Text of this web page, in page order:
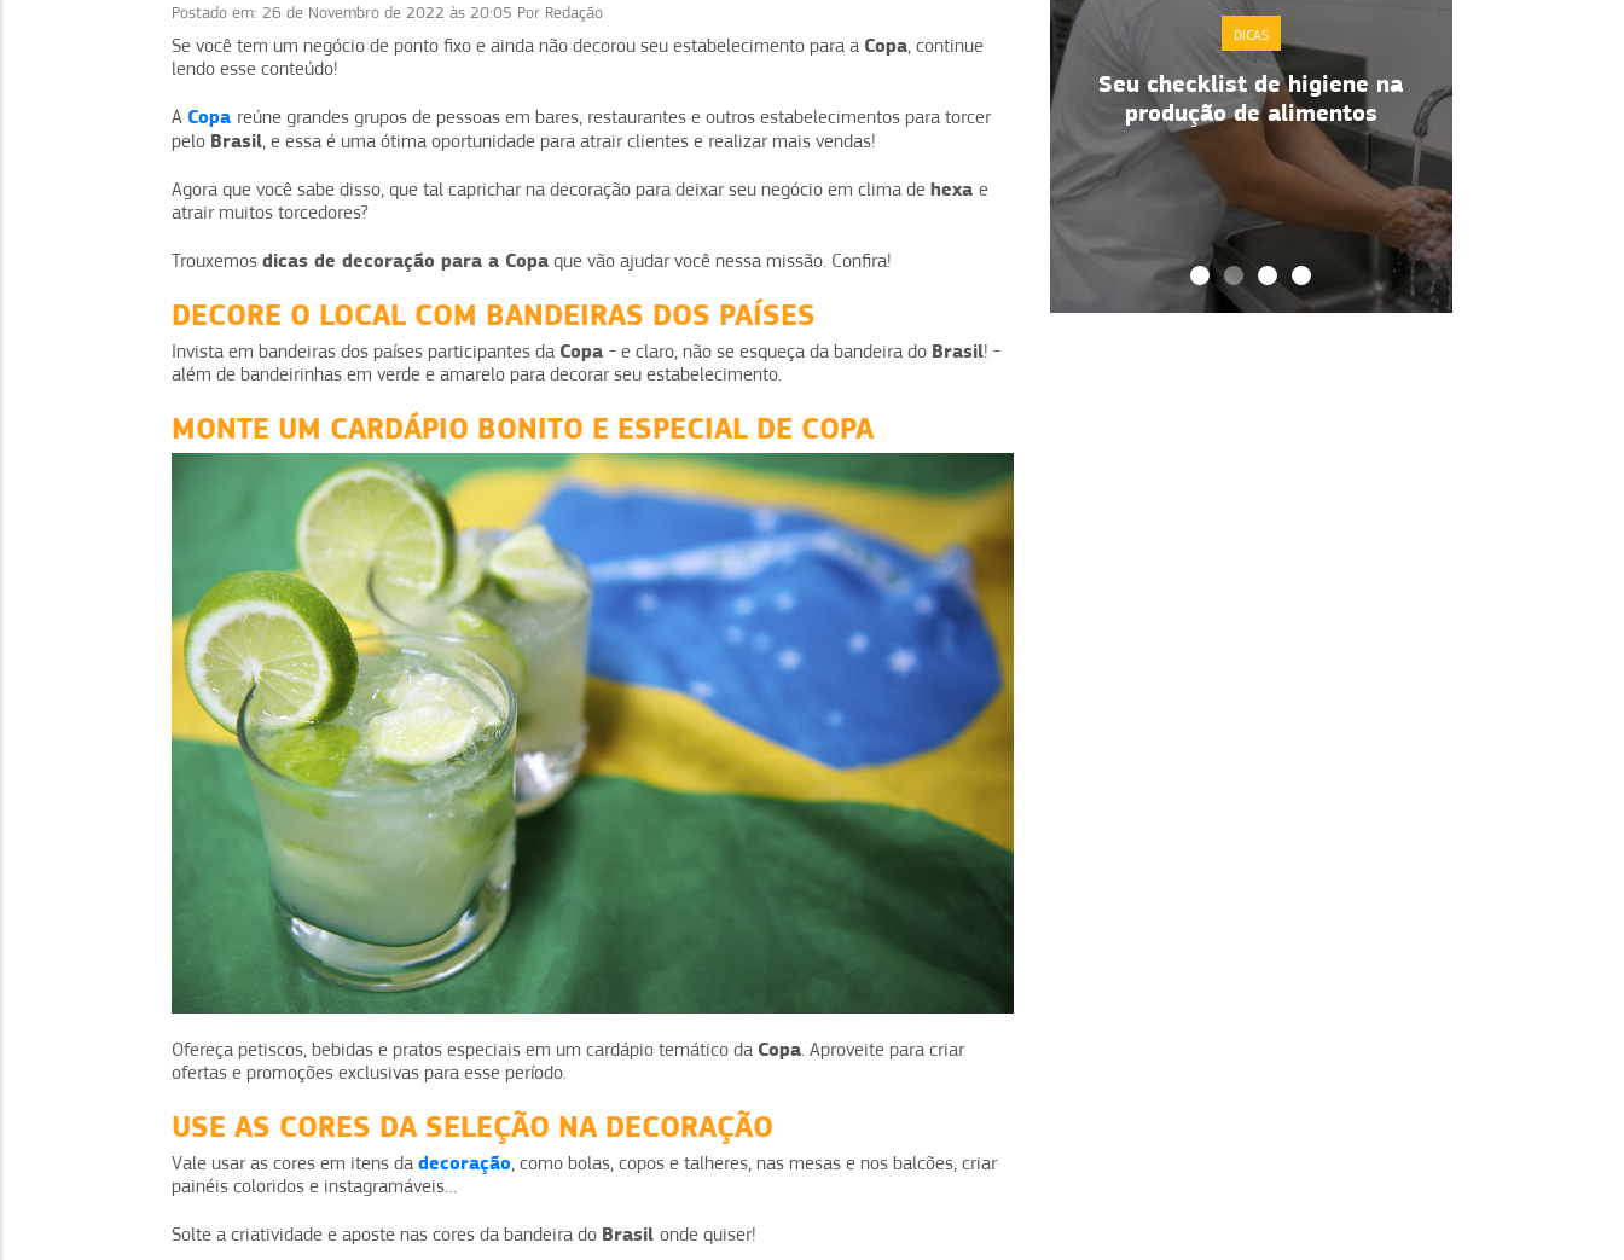
Postado em: 26 de Novembro de 2022 às 20:05 Por Redação
Se você tem um negócio de ponto fixo e ainda não decorou seu estabelecimento para a Copa, continue
lendo esse conteúdo!
A Copa reúne grandes grupos de pessoas em bares, restaurantes e outros estabelecimentos para torcer
pelo Brasil, e essa é uma ótima oportunidade para atrair clientes e realizar mais vendas!
Agora que você sabe disso, que tal caprichar na decoração para deixar seu negócio em clima de hexa e
atrair muitos torcedores?
Trouxemos dicas de decoração para a Copa que vão ajudar você nessa missão. Confira!
DECORE O LOCAL COM BANDEIRAS DOS PAÍSES
Invista em bandeiras dos países participantes da Copa - e claro, não se esqueça da bandeira do Brasil! -
além de bandeirinhas em verde e amarelo para decorar seu estabelecimento.
MONTE UM CARDÁPIO BONITO E ESPECIAL DE COPA
Ofereça petiscos, bebidas e pratos especiais em um cardápio temático da Copa. Aproveite para criar
ofertas e promoções exclusivas para esse período.
USE AS CORES DA SELEÇÃO NA DECORAÇÃO
Vale usar as cores em itens da decoração, como bolas, copos e talheres, nas mesas e nos balcões, criar
painéis coloridos e instagramáveis…
Solte a criatividade e aposte nas cores da bandeira do Brasil onde quiser!
DICAS
Molho é margem: churrasco
experiência
seguro
DICAS
Seu checklist de higiene na
produção de alimentos
2